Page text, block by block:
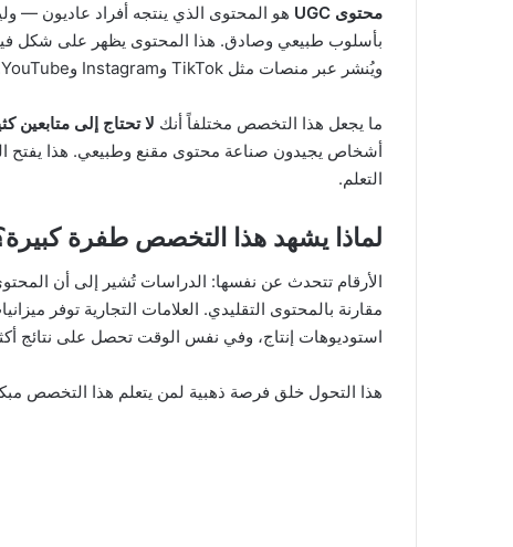
محتوى UGC
هو المحتوى الذي ينتجه أفراد عاديون —
بأسلوب طبيعي وصادق. هذا المحتوى يظهر على شكل
ويُنشر عبر منصات مثل TikTok وInstagram وYouTube.
ما يجعل هذا التخصص مختلفاً أنك لا تحتاج إلى متابعين
أشخاص يجيدون صناعة محتوى مقنع وطبيعي. هذا يفتح
التعلم.
لماذا يشهد هذا التخصص طفرة
استوديوهات إنتاج، وفي نفس الوقت تحصل على نتائج
هذا التحول خلق فرصة ذهبية لمن يتعلم هذا التخصص